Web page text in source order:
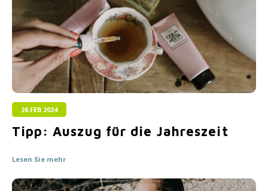
26 FEB 2024
Tipp: Auszug für die Jahreszeit
Lesen Sie mehr